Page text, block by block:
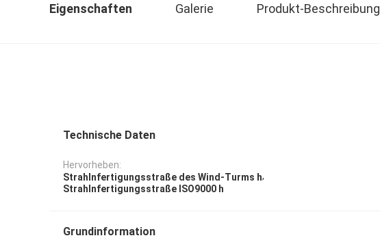
Eigenschaften Galerie Produkt-Beschreibung
Technische Daten
Hervorheben:
Strahlnfertigungsstraße des Wind-Turms h,
Strahlnfertigungsstraße ISO9000 h
Grundinformation